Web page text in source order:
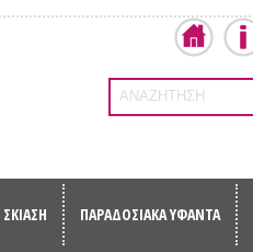
ΑΝΑΖΗΤΗΣΗ
ΣΚΙΑΣΗ ΠΑΡΑΔΟΣΙΑΚΑ ΥΦΑΝΤΑ